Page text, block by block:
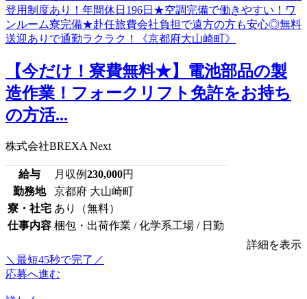
【今だけ！寮費無料★】電池部品の製
造作業！フォークリフト免許をお持ち
の方活...
株式会社BREXA Next
給与 月収例230,000円
勤務地
京都府 大山崎町
寮・社宅 あり（無料）
仕事内容 梱包・出荷作業 / 化学系工場 / 日勤
詳細を表示
＼最短45秒で完了／
応募へ進む